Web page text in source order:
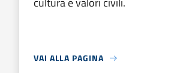
VAI ALLA PAGINA